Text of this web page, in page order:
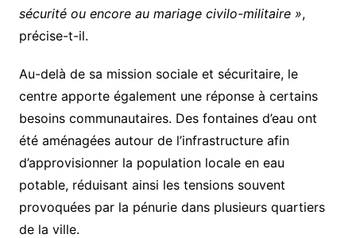
sécurité ou encore au mariage civilo-militaire »,
précise-t-il.
Au-delà de sa mission sociale et sécuritaire, le
centre apporte également une réponse à certains
besoins communautaires. Des fontaines d’eau ont
été aménagées autour de l’infrastructure afin
d’approvisionner la population locale en eau
potable, réduisant ainsi les tensions souvent
provoquées par la pénurie dans plusieurs quartiers
de la ville.